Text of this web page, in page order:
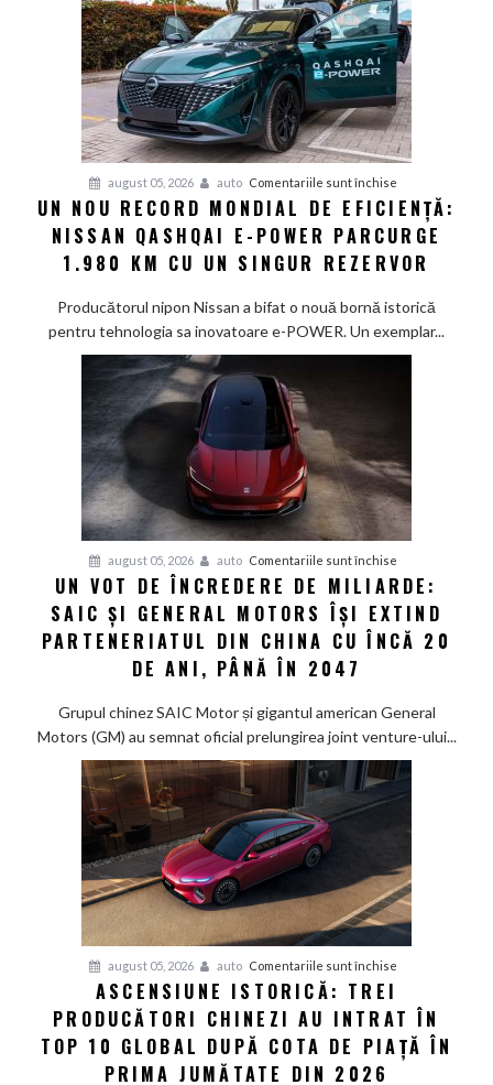
august 05, 2026 auto Comentariile sunt închise
Un
nou
record
de
eficiență:
1.980
km
cu
un
rezervor
UN NOU RECORD MONDIAL DE EFICIENȚĂ:
NISSAN QASHQAI E-POWER PARCURGE
1.980 KM CU UN SINGUR REZERVOR
Producătorul nipon Nissan a bifat o nouă bornă istorică
pentru tehnologia sa inovatoare e-POWER. Un exemplar...
august 05, 2026 auto Comentariile sunt închise
Un
vot
de
General
Motors
parteneriatul
din
China
cu
ani,
UN VOT DE ÎNCREDERE DE MILIARDE:
SAIC ȘI GENERAL MOTORS ÎȘI EXTIND
PARTENERIATUL DIN CHINA CU ÎNCĂ 20
DE ANI, PÂNĂ ÎN 2047
Grupul chinez SAIC Motor și gigantul american General
Motors (GM) au semnat oficial prelungirea joint venture-ului...
august 05, 2026 auto Comentariile sunt închise
istorică:
Trei
producători
ASCENSIUNE ISTORICĂ: TREI
PRODUCĂTORI CHINEZI AU INTRAT ÎN
TOP 10 GLOBAL DUPĂ COTA DE PIAȚĂ ÎN
PRIMA JUMĂTATE DIN 2026